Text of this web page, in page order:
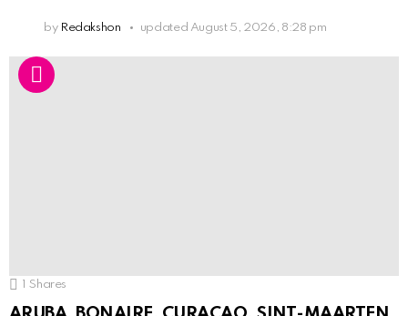
by Redakshon updated August 5, 2026, 8:28 pm
1 Shares